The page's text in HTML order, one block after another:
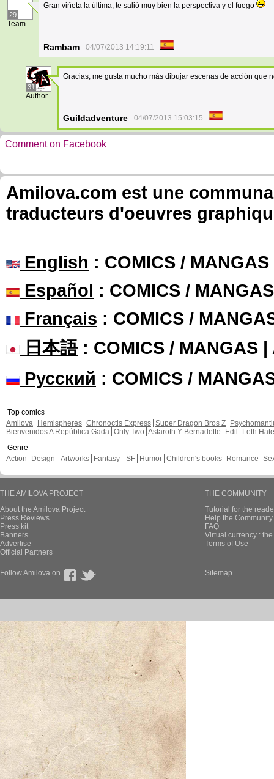
29
Team
Gran viñeta la última, te salió muy bien la perspectiva y el fuego
Rambam 04/07/2013 14:19:11
31
Author
Gracias, me gusta mucho más dibujar escenas de acción que
Guildadventure 04/07/2013 15:03:15
Comment on Facebook
Amilova.com est une
traducteurs d'oeuvres
English : COMICS /
Español : COMICS /
Français : COMICS /
日本語: COMICS / MANGAS |
Русский : COMICS /
Top comics
Amilova
Hemispheres Chronoctis Express Super Dragon Bros Z
Bienvenidos A República Gada Only Two Astaroth Y Bernadette Edil
Leth Hate
Genre
Action
Design - Artworks Fantasy - SF Humor Children's books Romance
THE AMILOVA PROJECT
About the Amilova Project
Press Reviews
Press kit
Banners
Advertise
Official Partners
THE COMMUNITY
Tutorial for the
Help the
FAQ
Virtual currency :
Terms of Use
Follow Amilova on Sitemap